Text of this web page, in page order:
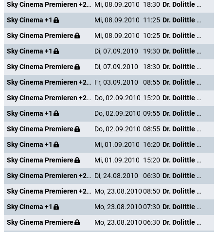
Sky Cinema Premieren +24 Mi, 08.09.2010 18:30
Dr. Dolittle - Million Dollar Mutts
Sky Cinema +1
Mi, 08.09.2010 11:25
Dr. Dolittle - Million Dollar Mutts
Sky Cinema Premiere
Mi, 08.09.2010 10:25
Dr. Dolittle - Million Dollar Mutts
Sky Cinema +1
Di, 07.09.2010 19:30
Dr. Dolittle - Million Dollar Mutts
Sky Cinema Premiere
Di, 07.09.2010 18:30
Dr. Dolittle - Million Dollar Mutts
Sky Cinema Premieren +24 Fr, 03.09.2010 08:55
Dr. Dolittle - Million Dollar Mutts
Sky Cinema Premieren +24 Do, 02.09.2010 15:20
Dr. Dolittle - Million Dollar Mutts
Sky Cinema +1
Do, 02.09.2010 09:55
Dr. Dolittle - Million Dollar Mutts
Sky Cinema Premiere
Do, 02.09.2010 08:55
Dr. Dolittle - Million Dollar Mutts
Sky Cinema +1
Mi, 01.09.2010 16:20
Dr. Dolittle - Million Dollar Mutts
Sky Cinema Premiere
Mi, 01.09.2010 15:20
Dr. Dolittle - Million Dollar Mutts
Sky Cinema Premieren +24 Di, 24.08.2010 06:30
Dr. Dolittle - Million Dollar Mutts
Sky Cinema Premieren +24 Mo, 23.08.201008:50
Dr. Dolittle - Million Dollar Mutts
Sky Cinema +1
Mo, 23.08.201007:30
Dr. Dolittle - Million Dollar Mutts
Sky Cinema Premiere
Mo, 23.08.201006:30
Dr. Dolittle - Million Dollar Mutts